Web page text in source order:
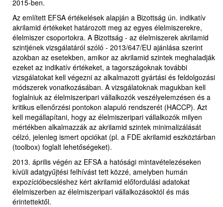
2015-ben.
Az említett EFSA értékelések alapján a Bizottság ún. indikatív
akrilamid értékeket határozott meg az egyes élelmiszerekre,
élelmiszer csoportokra. A Bizottság - az élelmiszerek akrilamid
szintjének vizsgálatáról szóló - 2013/647/EU ajánlása szerint
azokban az esetekben, amikor az akrilamid szintek meghaladják
ezeket az indikatív értékeket, a tagországoknak további
vizsgálatokat kell végezni az alkalmazott gyártási és feldolgozási
módszerek vonatkozásában. A vizsgálatoknak magukban kell
foglalniuk az élelmiszeripari vállalkozók veszélyelemzésen és a
kritikus ellenőrzési pontokon alapuló rendszerét (HACCP). Azt
kell megállapítani, hogy az élelmiszeripari vállalkozók milyen
mértékben alkalmazzák az akrilamid szintek minimalizálását
célzó, jelenleg ismert opciókat (pl. a FDE akrilamid eszköztárban
(toolbox) foglalt lehetőségeket).
2013. április végén az EFSA a hatósági mintavételezéseken
kívüli adatgyűjtési felhívást tett közzé, amelyben humán
expozícióbecsléshez kért akrilamid előfordulási adatokat
élelmiszerben az élelmiszeripari vállalkozásoktól és más
érintettektől.